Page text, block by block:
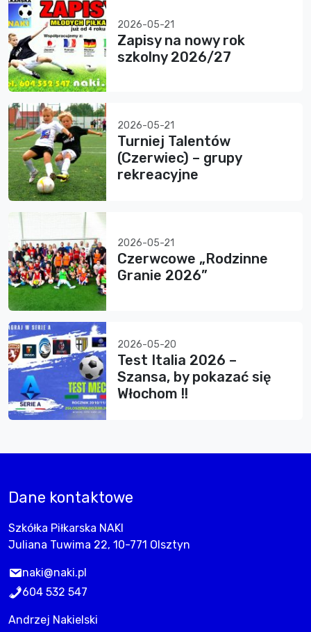
2026-05-21
Zapisy na nowy rok
szkolny 2026/27
2026-05-21
Turniej Talentów
(Czerwiec) – grupy
rekreacyjne
2026-05-21
Czerwcowe „Rodzinne
Granie 2026”
2026-05-20
Test Italia 2026 –
Szansa, by pokazać się
Włochom !!
Dane kontaktowe
Szkółka Piłkarska NAKI
Juliana Tuwima 22, 10-771 Olsztyn
naki@naki.pl
604 532 547
Andrzej Nakielski